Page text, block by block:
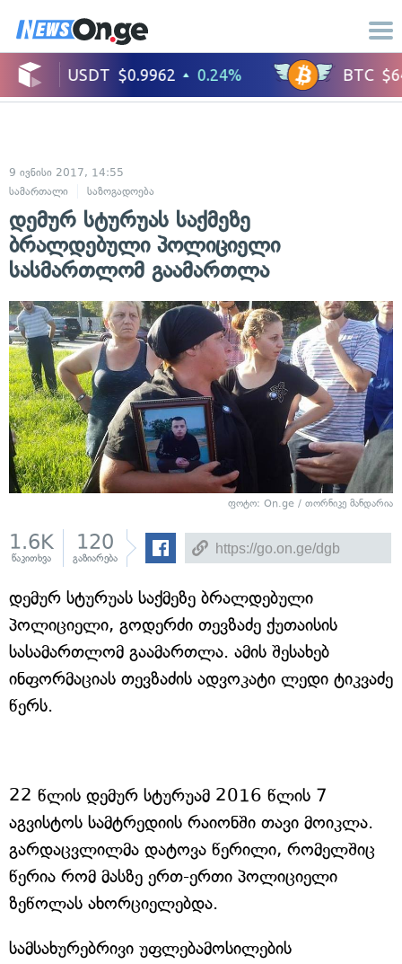
9 ივნისი 2017, 14:55
სამართალი
საზოგადოება
დემურ სტურუას საქმეზე
ბრალდებული პოლიციელი
სასმართლომ გაამართლა
ფოტო: On.ge / თორნიკე მანდარია
1.6K
წაკითხვა
120
გაზიარება
დემურ სტურუას საქმეზე ბრალდებული
პოლიციელი, გოდერძი თევზაძე ქუთაისის
სასამართლომ გაამართლა. ამის შესახებ
ინფორმაციას თევზაძის ადვოკატი ლედი ტიკვაძე
წერს.
22 წლის დემურ სტურუამ 2016 წლის 7
აგვისტოს სამტრედიის რაიონში თავი მოიკლა.
გარდაცვლილმა დატოვა წერილი, რომელშიც
წერია რომ მასზე ერთ-ერთი პოლიციელი
ზეწოლას ახორციელებდა.
სამსახურებრივი უფლებამოსილების